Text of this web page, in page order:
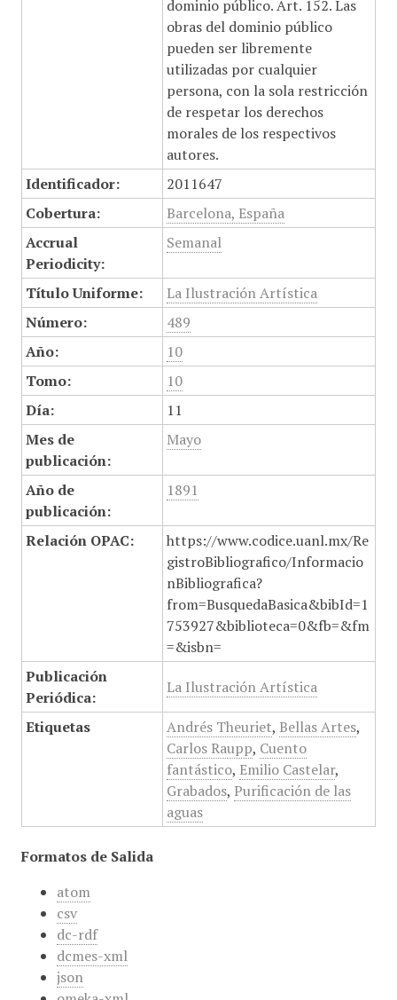
dominio público. Art. 152. Las
obras del dominio público
pueden ser libremente
utilizadas por cualquier
persona, con la sola restricción
de respetar los derechos
morales de los respectivos
autores.
Identificador:
2011647
Cobertura:
Barcelona, España
Accrual
Periodicity:
Semanal
Título Uniforme:
La Ilustración Artística
Número:
489
Año:
10
Tomo:
10
Día:
11
Mes de
publicación:
Mayo
Año de
publicación:
1891
Relación OPAC:
https://www.codice.uanl.mx/Re
gistroBibliografico/Informacio
nBibliografica?
from=BusquedaBasica&bibId=1
753927&biblioteca=0&fb=&fm
=&isbn=
Publicación
Periódica:
La Ilustración Artística
Etiquetas Andrés Theuriet, Bellas Artes,
Carlos Raupp, Cuento
fantástico, Emilio Castelar,
Grabados, Purificación de las
aguas
Formatos de Salida
atom
csv
dc-rdf
dcmes-xml
json